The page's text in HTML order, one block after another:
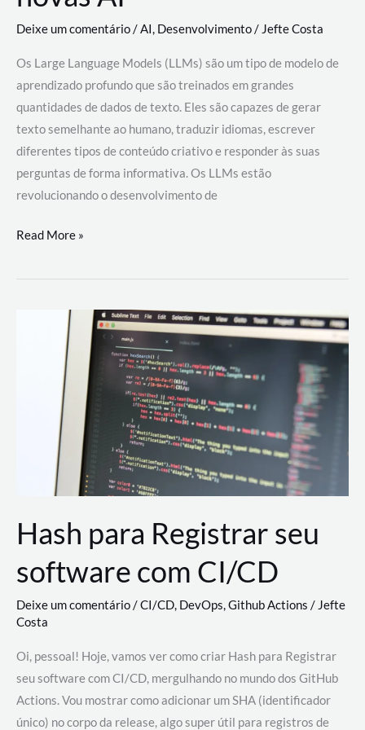
Deixe um comentário/AI, Desenvolvimento/ Jefte Costa
Os Large Language Models (LLMs) são um tipo de modelo de
aprendizado profundo que são treinados em grandes
quantidades de dados de texto. Eles são capazes de gerar
texto semelhante ao humano, traduzir idiomas, escrever
diferentes tipos de conteúdo criativo e responder às suas
perguntas de forma informativa. Os LLMs estão
revolucionando o desenvolvimento de
Large
Models
revolucionando
desenvolvimento
Read More »
Hash para Registrar seu
software com CI/CD
Deixe um comentário/CI/CD, DevOps,Github Actions /Jefte
Costa
Oi, pessoal! Hoje, vamos ver como criar Hash para Registrar
seu software com CI/CD, mergulhando no mundo dos GitHub
Actions. Vou mostrar como adicionar um SHA (identificador
único) no corpo da release, algo super útil para registros de